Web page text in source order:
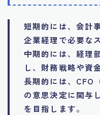
短期的には、会計
企業経理で必要な
中期的には、経理
し、財務戦略や資
長期的には、CFO
の意思決定に関与
を目指します。